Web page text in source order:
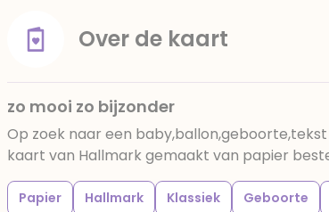
Over de kaart
zo mooi zo bijzonder
Op zoek naar een
kaart van Hallmark gemaakt van papier
Papier Hallmark Klassiek Geboorte